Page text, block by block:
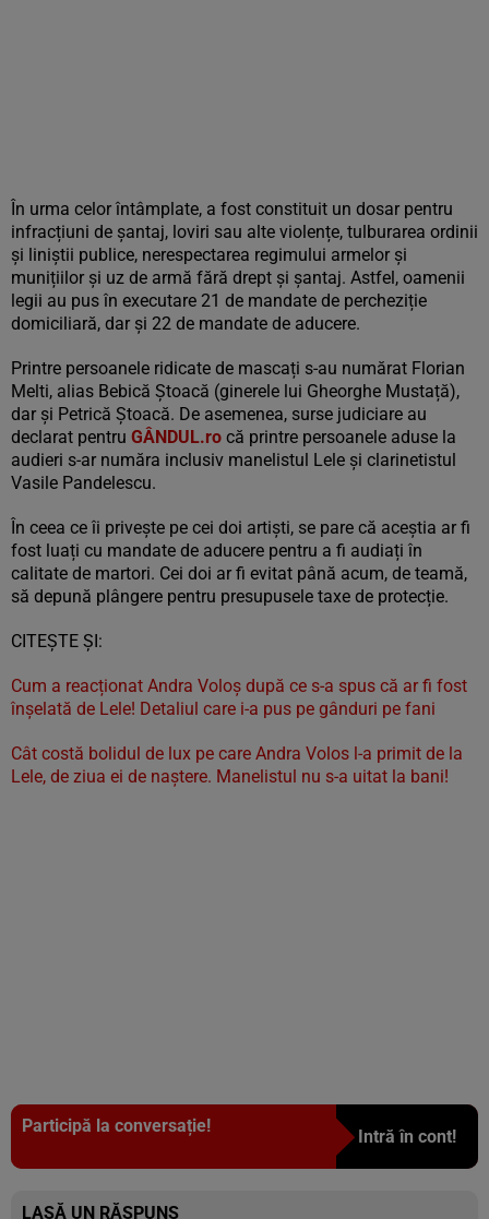
În urma celor întâmplate, a fost constituit un dosar pentru
infracțiuni de șantaj, loviri sau alte violențe, tulburarea ordinii
și liniștii publice, nerespectarea regimului armelor și
munițiilor și uz de armă fără drept și șantaj. Astfel, oamenii
legii au pus în executare 21 de mandate de percheziție
domiciliară, dar și 22 de mandate de aducere.
Printre persoanele ridicate de mascați s-au numărat Florian
Melti, alias Bebică Ștoacă (ginerele lui Gheorghe Mustață),
dar și Petrică Ștoacă. De asemenea, surse judiciare au
declarat pentru GÂNDUL.ro că printre persoanele aduse la
audieri s-ar număra inclusiv manelistul Lele și clarinetistul
Vasile Pandelescu.
În ceea ce îi privește pe cei doi artiști, se pare că aceștia ar fi
fost luați cu mandate de aducere pentru a fi audiați în
calitate de martori. Cei doi ar fi evitat până acum, de teamă,
să depună plângere pentru presupusele taxe de protecție.
CITEȘTE ȘI:
Cum a reacționat Andra Voloș după ce s-a spus că ar fi fost
înșelată de Lele! Detaliul care i-a pus pe gânduri pe fani
Cât costă bolidul de lux pe care Andra Volos l-a primit de la
Lele, de ziua ei de naștere. Manelistul nu s-a uitat la bani!
Participă la conversație!
Intră în cont!
LASĂ UN RĂSPUNS